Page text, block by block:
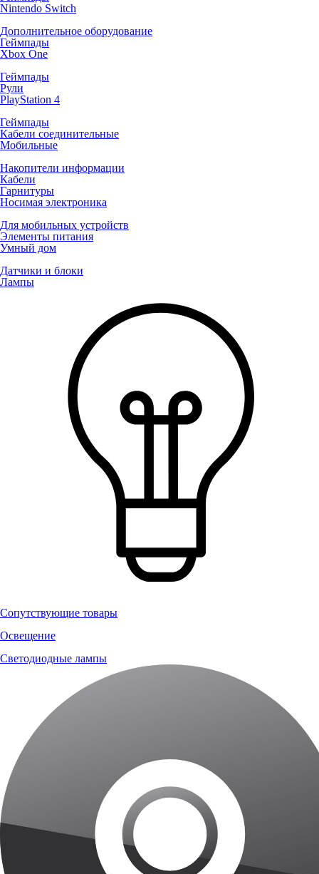
Nintendo Switch
Дополнительное оборудование
Геймпады
Xbox One
Геймпады
Рули
PlayStation 4
Геймпады
Кабели соединительные
Мобильные
Накопители информации
Кабели
Гарнитуры
Носимая электроника
Для мобильных устройств
Элементы питания
Умный дом
Датчики и блоки
Лампы
Сопутствующие товары
Освещение
Светодиодные лампы